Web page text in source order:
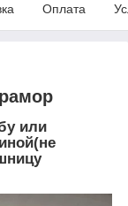
Оплата
или